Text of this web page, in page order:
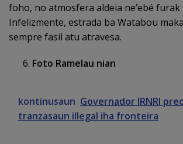
foho, no atmosfera aldeia ne’ebé furak
Infelizmente, estrada ba Watabou
sempre fasil atu atravesa.
Foto Ramelau nian
kontinusaun Governador IRNRI
tranzasaun illegal iha fronteira